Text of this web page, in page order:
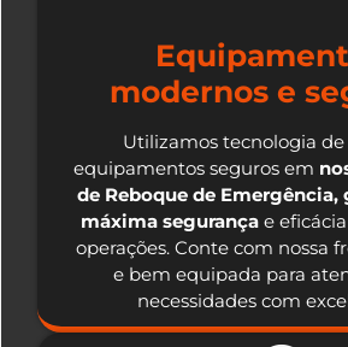
modernos e
Utilizamos tecnologia
equipamentos seguros em
de Reboque de Emergência,
máxima segurançae
operações. Conte com nossa
e bem equipada para
necessidades com